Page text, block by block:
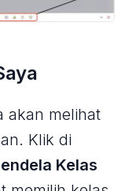
akan melihat
Klik di
Kelas